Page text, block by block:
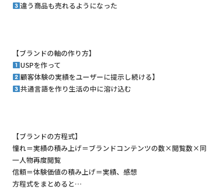
違う商品も売れるようになった
【ブランドの軸の作り方】
USPを作って
顧客体験の実績をユーザーに提示し続ける】
共通言語を作り生活の中に溶け込む
【ブランドの方程式】
憧れ＝実績の積み上げ＝ブランドコンテンツの数×閲覧数×同
一人物再度閲覧
信頼＝体験価値の積み上げ＝実績、感想
方程式をまとめると…